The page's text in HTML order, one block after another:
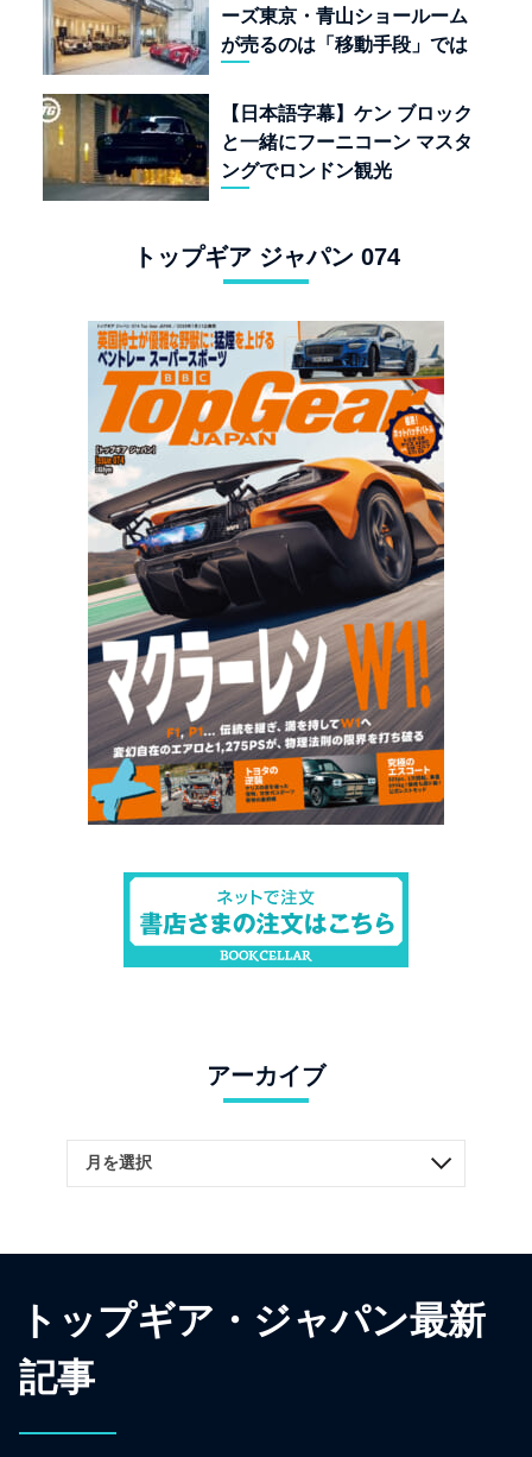
ーズ東京・青山ショールーム
が売るのは「移動手段」では
【日本語字幕】ケン ブロック
と一緒にフーニコーン マスタ
ングでロンドン観光
トップギア ジャパン 074
アーカイブ
トップギア・ジャパン最新
記事